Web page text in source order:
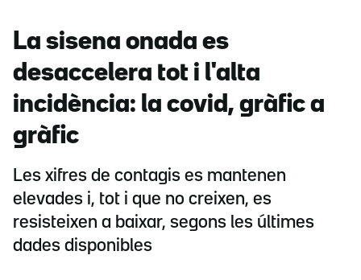
La sisena onada es
desaccelera tot i l'alta
incidència: la covid, gràfic a
gràfic
Les xifres de contagis es mantenen
elevades i, tot i que no creixen, es
resisteixen a baixar, segons les últimes
dades disponibles